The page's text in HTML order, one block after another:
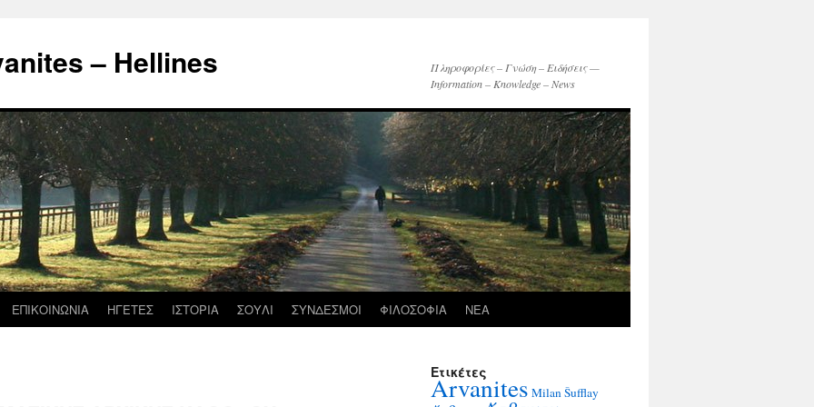
– Hellines
Πληροφορίες – Γνώση – Ειδήσεις —
Information – Knowledge – News
ΕΠΙΚΟΙΝΩΝΙΑ ΗΓΕΤΕΣ ΙΣΤΟΡΙΑ ΣΟΥΛΙ ΣΥΝΔΕΣΜΟΙ ΦΙΛΟΣΟΦΙΑ ΝΕΑ
Ετικέτες
Arvanites Milan Šufflay